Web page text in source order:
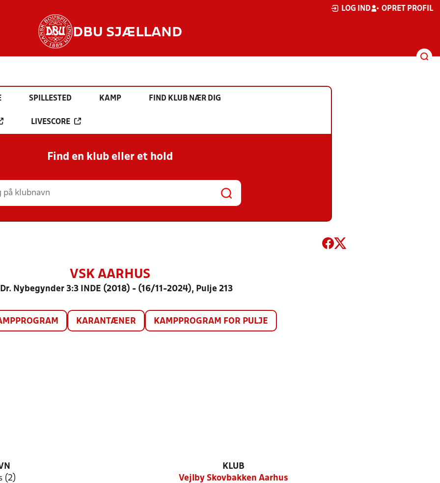
LOG IND OPRET PROFIL
DBU SJÆLLAND
SPILLESTED KAMP FIND KLUB NÆR DIG
LIVESCORE
Find en klub eller et hold
VSK AARHUS
Dr. Nybegynder 3:3 INDE (2018) - (16/11-2024), Pulje 213
KARANTÆNER KAMPPROGRAM FOR PULJE
(2)
KLUB
Vejlby Skovbakken Aarhus